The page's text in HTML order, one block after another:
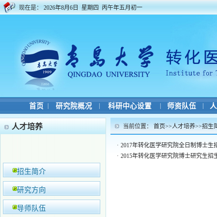
现在是： 2026年8月6日 星期四 丙午年五月初一
首页 研究院概况 科研中心设置 师资队伍
人才培养
招生简介
研究方向
导师队伍
当前位置： 首页>>人才培养>>招生
· 2017年转化医学研究院全日制博士生
· 2015年转化医学研究院博士研究生招